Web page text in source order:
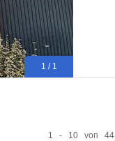
1 / 1
1 - 10 von 44